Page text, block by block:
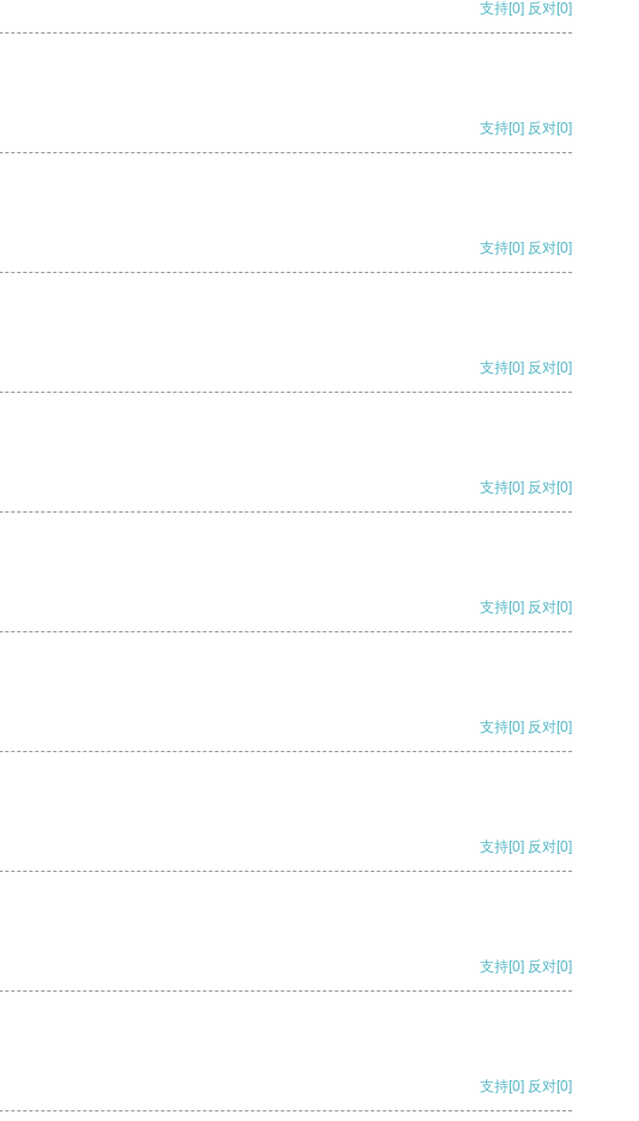
支持[0] 反对[0]
支持[0] 反对[0]
支持[0] 反对[0]
支持[0] 反对[0]
支持[0] 反对[0]
支持[0] 反对[0]
支持[0] 反对[0]
支持[0] 反对[0]
支持[0] 反对[0]
支持[0] 反对[0]